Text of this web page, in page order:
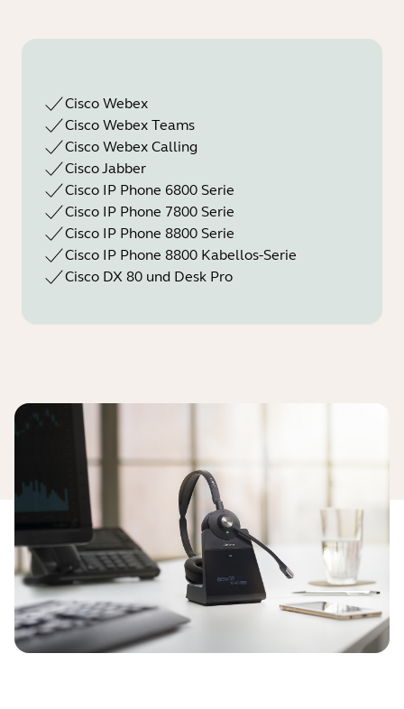
Cisco Webex
Cisco Webex Teams
Cisco Webex Calling
Cisco Jabber
Cisco IP Phone 6800 Serie
Cisco IP Phone 7800 Serie
Cisco IP Phone 8800 Serie
Cisco IP Phone 8800 Kabellos-Serie
Cisco DX 80 und Desk Pro